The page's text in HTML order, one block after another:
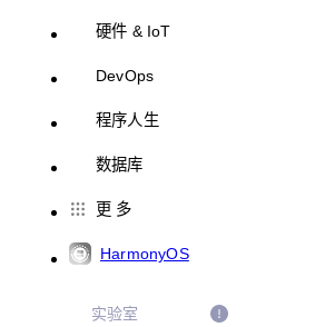
硬件 & IoT
DevOps
程序人生
数据库
更 多
HarmonyOS
实验室